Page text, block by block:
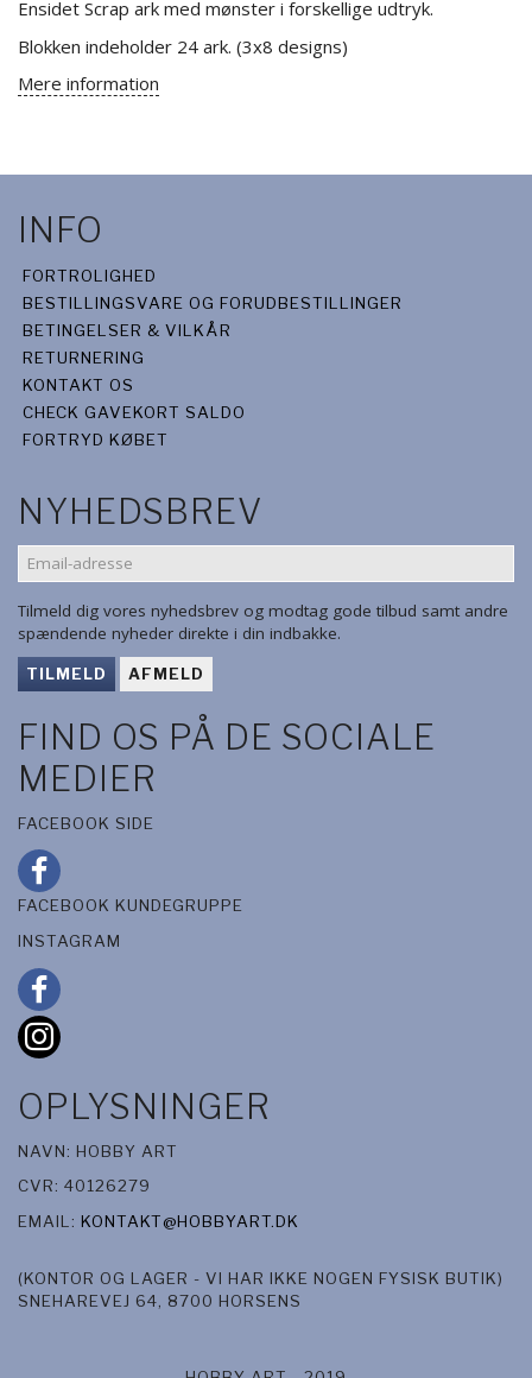
Ensidet Scrap ark med mønster i forskellige udtryk.
Blokken indeholder 24 ark. (3x8 designs)
Mere information
INFO
FORTROLIGHED
BESTILLINGSVARE OG FORUDBESTILLINGER
BETINGELSER & VILKÅR
RETURNERING
KONTAKT OS
CHECK GAVEKORT SALDO
FORTRYD KØBET
NYHEDSBREV
EMAIL-
ADRESSE
Tilmeld dig vores nyhedsbrev og modtag gode tilbud samt andre
spændende nyheder direkte i din indbakke.
TILMELD AFMELD
FIND OS PÅ DE SOCIALE
MEDIER
FACEBOOK SIDE
FACEBOOK KUNDEGRUPPE
INSTAGRAM
OPLYSNINGER
NAVN: HOBBY ART
CVR: 40126279
EMAIL: KONTAKT@HOBBYART.DK
(KONTOR OG LAGER - VI HAR IKKE NOGEN FYSISK BUTIK)
SNEHAREVEJ 64, 8700 HORSENS